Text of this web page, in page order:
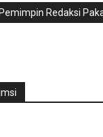
Pemimpin Redaksi